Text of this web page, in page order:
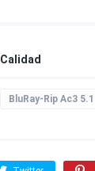
Calidad
BluRay-Rip Ac3 5.1